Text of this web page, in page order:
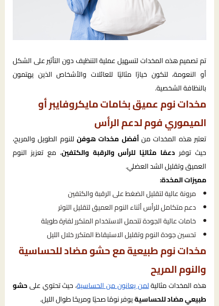
تم تصميم هذه المخدات لتسهيل عملية التنظيف دون التأثير على الشكل
أو النعومة، لتكون خيارًا مثاليًا للعائلات والأشخاص الذين يهتمون
بالنظافة الشخصية.
مخدات نوم عميق بخامات مايكروفايبر أو
الميموري فوم لدعم الرأس
تعتبر هذه المخدات منأفضل مخدات هوفن للنوم الطويل والمريح،
حيث توفر دعمًا مثاليًا للرأس والرقبة والكتفين، مع تعزيز النوم
العميق وتقليل الشد العضلي.
مميزات المخدة:
مرونة عالية لتقليل الضغط على الرقبة والكتفين
دعم متكامل للرأس أثناء النوم العميق لتقليل التوتر
خامات عالية الجودة تتحمل الاستخدام المتكرر لفترة طويلة
تحسين جودة النوم وتقليل الاستيقاظ المتكرر خلال الليل
مخدات نوم طبيعية مع حشو مضاد للحساسية
والنوم المريح
هذه المخدات مثاليةلمن يعانون من الحساسية، حيث تحتوي علىحشو
طبيعي مضاد للحساسيةيوفر نومًا صحيًا ومريحًا طوال الليل.